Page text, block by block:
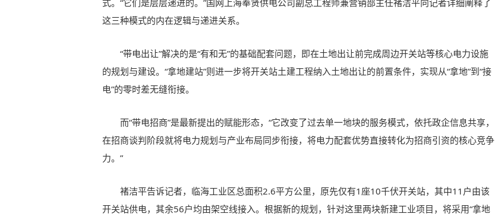
式。“它们是层层递进的。”国网上海奉贤供电公司副总工程师兼营销部主任褚洁平向记者详细阐释了
这三种模式的内在逻辑与递进关系。
“带电出让”解决的是“有和无”的基础配套问题，即在土地出让前完成周边开关站等核心电力设施
的规划与建设。“拿地建站”则进一步将开关站土建工程纳入土地出让的前置条件，实现从“拿地”到“接
电”的零时差无缝衔接。
而“带电招商”是最新提出的赋能形态，“它改变了过去单一地块的服务模式，依托政企信息共享，
在招商谈判阶段就将电力规划与产业布局同步衔接，将电力配套优势直接转化为招商引资的核心竞争
力。”
褚洁平告诉记者，临海工业区总面积2.6平方公里，原先仅有1座10千伏开关站，其中11户由该
开关站供电，其余56户均由架空线接入。根据新的规划，针对这里两块新建工业项目，将采用“拿地